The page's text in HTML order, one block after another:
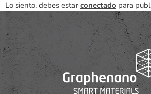
Lo siento, debes estar conectado para